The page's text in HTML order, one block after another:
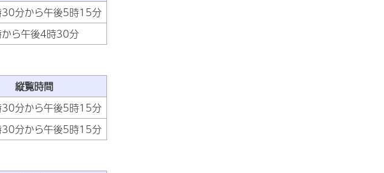
分から午後5時15分
ら午後4時30分
縦覧時間
分から午後5時15分
分から午後5時15分